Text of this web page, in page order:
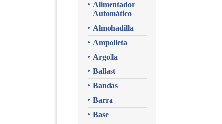
Alimentador
Automático
Almohadilla
Ampolleta
Argolla
Ballast
Bandas
Barra
Base